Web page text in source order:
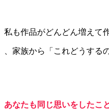
私も作品がどんどん増えて
、家族から「これどうする
あなたも同じ思いをしたこ